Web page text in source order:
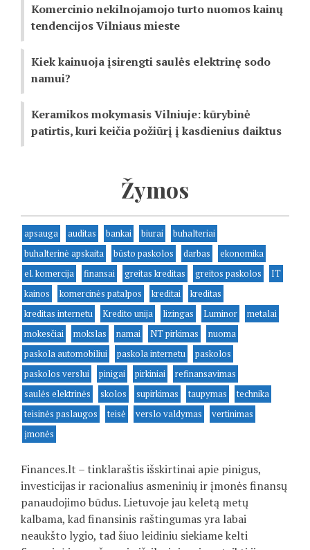
Komercinio nekilnojamojo turto nuomos kainų
tendencijos Vilniaus mieste
Kiek kainuoja įsirengti saulės elektrinę sodo
namui?
Keramikos mokymasis Vilniuje: kūrybinė
patirtis, kuri keičia požiūrį į kasdienius daiktus
Žymos
apsauga auditas bankai biurai
buhalteriai
buhalterinė apskaita
būsto paskolos darbas
ekonomika
el. komercija
finansai greitas kreditas greitos paskolos
IT
kainos
komercinės patalpos kreditai
kreditas
kreditas internetu
Kredito unija lizingas Luminor
metalai
mokesčiai
mokslas namai NT pirkimas
nuoma
paskola automobiliui
paskola internetu
paskolos
paskolos verslui
pinigai pirkiniai
refinansavimas
saulės elektrinės
skolos supirkimas taupymas
technika
teisinės paslaugos
teisė verslo valdymas
vertinimas
įmonės
Finances.lt – tinklaraštis išskirtinai apie pinigus,
investicijas ir racionalius asmeninių ir įmonės finansų
panaudojimo būdus. Lietuvoje jau keletą metų
kalbama, kad finansinis raštingumas yra labai
neaukšto lygio, tad šiuo leidiniu siekiame kelti